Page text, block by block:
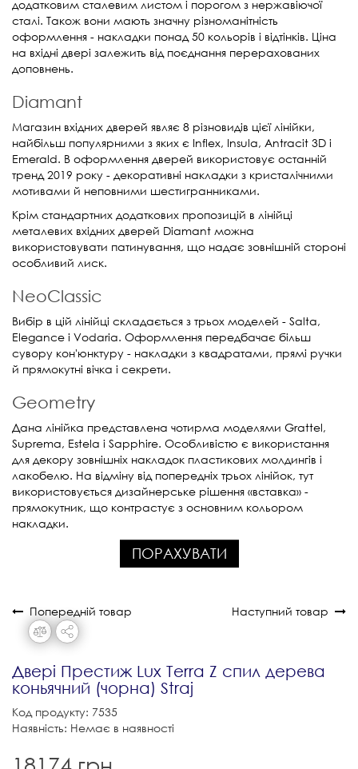
додатковим сталевим листом і порогом з нержавіючої
сталі. Також вони мають значну різноманітність
оформлення - накладки понад 50 кольорів і відтінків. Ціна
на вхідні двері залежить від поєднання перерахованих
доповнень.
Diamant
Магазин вхідних дверей являє 8 різновидів цієї лінійки,
найбільш популярними з яких є Inflex, Insula, Antracit 3D і
Emerald. В оформлення дверей використовує останній
тренд 2019 року - декоративні накладки з кристалічними
мотивами й неповними шестигранниками.
Крім стандартних додаткових пропозицій в лінійці
металевих вхідних дверей Diamant можна
використовувати патинування, що надає зовнішній стороні
особливий лиск.
NeoClassic
Вибір в цій лінійці складається з трьох моделей - Salta,
Elegance і Vodaria. Оформлення передбачає більш
сувору кон'юнктуру - накладки з квадратами, прямі ручки
й прямокутні вічка і секрети.
Geometry
Дана лінійка представлена ​​чотирма моделями Grattel,
Suprema, Estela і Sapphire. Особливістю є використання
для декору зовнішніх накладок пластикових молдингів і
лакобелю. На відміну від попередніх трьох лінійок, тут
використовується дизайнерське рішення «вставка» -
прямокутник, що контрастує з основним кольором
накладки.
ПОРАХУВАТИ
Попередній товар Наступний товар
Двері Престиж Lux Terra Z спил дерева
коньячний (чорна) Straj
Код продукту: 7535
Наявність: Немає в наявності
18174 грн